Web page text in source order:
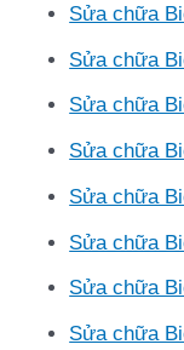
Sửa chữa
Sửa chữa
Sửa chữa
Sửa chữa
Sửa chữa
Sửa chữa
Sửa chữa
Sửa chữa